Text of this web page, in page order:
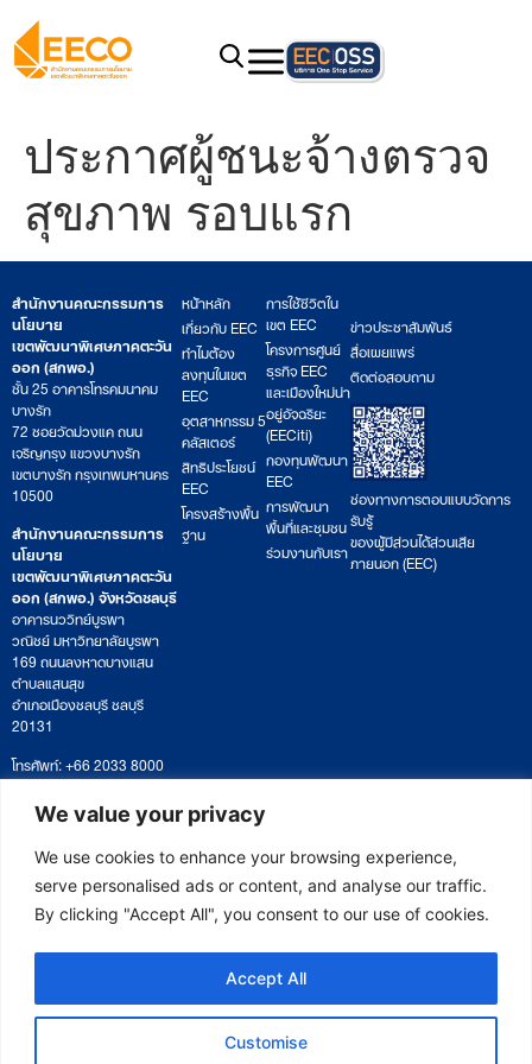
We value your privacy
We use cookies to enhance your browsing experience,
serve personalised ads or content, and analyse our traffic.
By clicking "Accept All", you consent to our use of cookies.
Customise
Accept All
ประกาศผู้ชนะจ้างตรวจ
สุขภาพ รอบแรก
สำนักงานคณะกรรมการ
นโยบาย
เขตพัฒนาพิเศษภาคตะวัน
ออก (สกพอ.)
ชั้น 25 อาคารโทรคมนาคม
บางรัก
72 ซอยวัดม่วงแค ถนน
เจริญกรุง แขวงบางรัก
เขตบางรัก กรุงเทพมหานคร
10500
สำนักงานคณะกรรมการ
นโยบาย
เขตพัฒนาพิเศษภาคตะวัน
ออก (สกพอ.) จังหวัดชลบุรี
อาคารนววิทย์บูรพา
วณิชย์ มหาวิทยาลัยบูรพา
169 ถนนลงหาดบางแสน
ตำบลแสนสุข
อำเภอเมืองชลบุรี ชลบุรี
20131
โทรศัพท์: +66 2033 8000
เวลาทำการ: จันทร์ – ศุกร์
09:00 – 17:00 น.
ติดตามหนังสือหรือยื่นเอกสาร
saraban@eeco.or.th
หน้าหลัก
เกี่ยวกับ EEC
ทำไมต้อง
ลงทุนในเขต
EEC
อุตสาหกรรม 5
คลัสเตอร์
สิทธิประโยชน์
EEC
โครงสร้างพื้น
ฐาน
การใช้ชีวิตใน
เขต EEC
โครงการศูนย์
ธุรกิจ EEC
และเมืองใหม่น่า
อยู่อัจฉริยะ
(EECiti)
กองทุนพัฒนา
EEC
การพัฒนา
พื้นที่และชุมชน
ร่วมงานกับเรา
ข่าวประชาสัมพันธ์
สื่อเผยแพร่
ติดต่อสอบถาม
ช่องทางการตอบแบบวัดการ
รับรู้
ของผู้มีส่วนได้ส่วนเสีย
ภายนอก (EEC)
Copyright © 2025 Eastern Economic Corridor Office (EECO)